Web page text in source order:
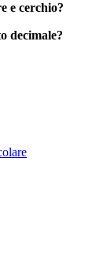
e cerchio?
decimale?